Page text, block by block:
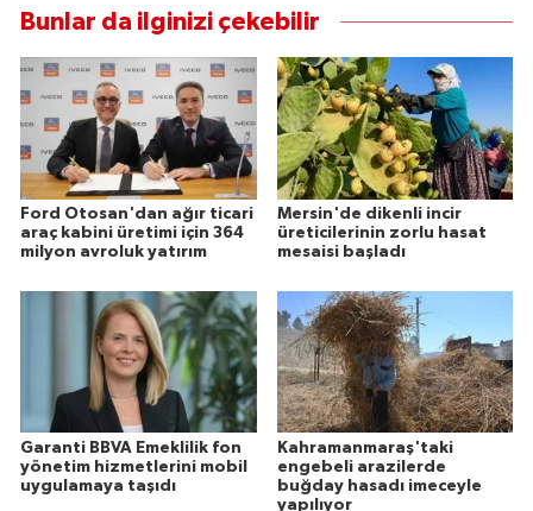
Bunlar da ilginizi çekebilir
Ford Otosan'dan ağır ticari
araç kabini üretimi için 364
milyon avroluk yatırım
Mersin'de dikenli incir
üreticilerinin zorlu hasat
mesaisi başladı
Garanti BBVA Emeklilik fon
yönetim hizmetlerini mobil
uygulamaya taşıdı
Kahramanmaraş'taki
engebeli arazilerde
buğday hasadı imeceyle
yapılıyor